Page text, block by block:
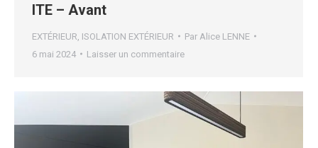
ITE – Avant
EXTÉRIEUR ISOLATION EXTÉRIEUR Par Alice LENNE
6 mai 2024
Laisser un commentaire